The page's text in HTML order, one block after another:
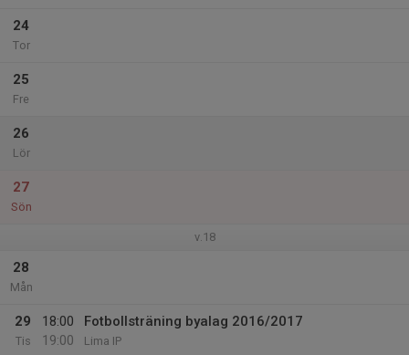
24
Tor
25
Fre
26
Lör
27
Sön
v.18
28
Mån
29
Tis
18:00
19:00
Fotbollsträning byalag 2016/2017
Lima IP